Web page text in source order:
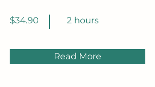
$34.90 2 hours
Read More